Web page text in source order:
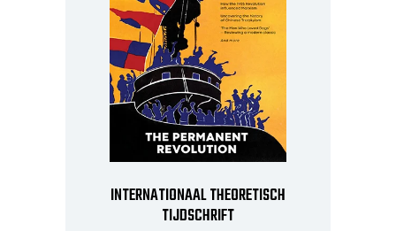
INTERNATIONAAL THEORETISCH
TIJDSCHRIFT